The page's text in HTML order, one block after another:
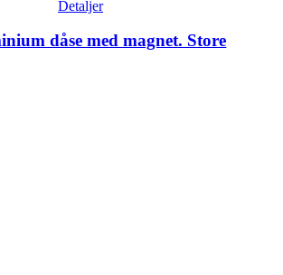
Detaljer
dåse med magnet. Store